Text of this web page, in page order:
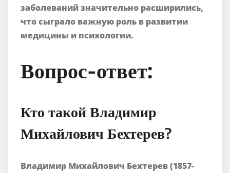
заболеваний значительно расширились,
что сыграло важную роль в развитии
медицины и психологии.
Вопрос-ответ:
Кто такой Владимир
Михайлович Бехтерев?
Владимир Михайлович Бехтерев (1857-